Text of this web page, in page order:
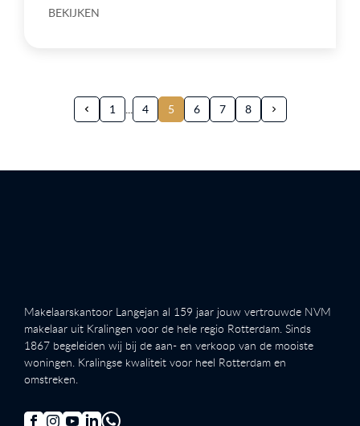
BEKIJKEN
1 4 5 6 7 8
Makelaarskantoor Langejan al 159 jaar jouw vertrouwde NVM
makelaar uit Kralingen voor de hele regio Rotterdam. Sinds
1867 begeleiden wij bij de aan- en verkoop van de mooiste
woningen. Kralingse kwaliteit voor heel Rotterdam en
omstreken.